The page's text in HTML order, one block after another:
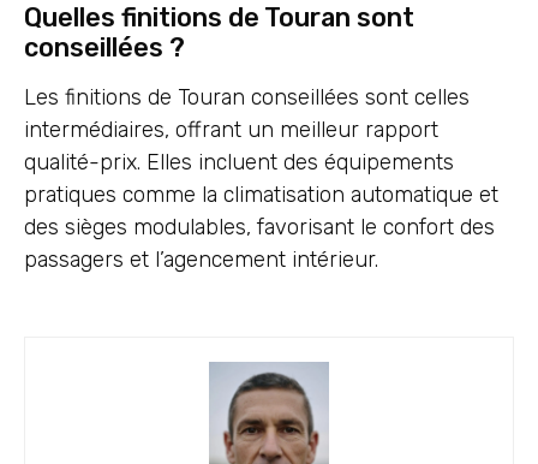
Quelles finitions de Touran sont
conseillées ?
Les finitions de Touran conseillées sont celles
intermédiaires, offrant un meilleur rapport
qualité-prix. Elles incluent des équipements
pratiques comme la climatisation automatique et
des sièges modulables, favorisant le confort des
passagers et l’agencement intérieur.